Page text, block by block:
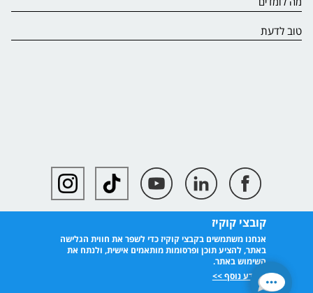
קובצי קוקיז
אנחנו משתמשים בקבצי קוקיז כדי לשפר את חווית הגלישה
באתר, להציע תוכן ופרסומות מותאמים אישית, ולנתח את
השימוש באתר.
למידע נוסף >>
טוב לדעת